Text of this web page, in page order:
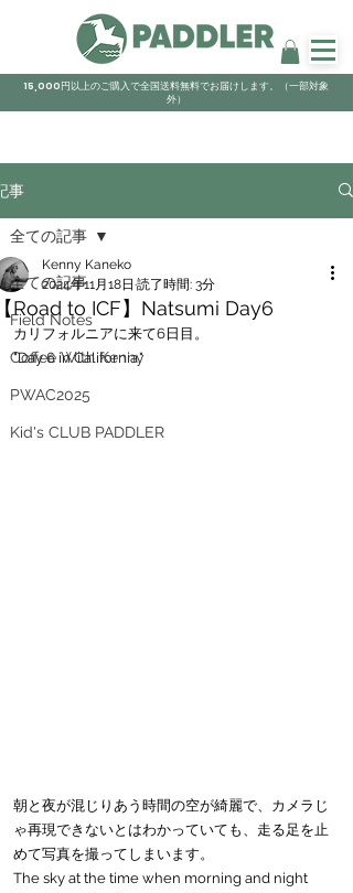
15,000円以上のご購入で全国送料無料でお届けします。（一部対象
外）
事
全ての記事
Field Notes
Coffee With Kenny
PWAC2025
Kid's CLUB PADDLER
全ての記事
Road to ICF】Natsumi Day6
Kenny Kaneko
2024年11月18日 読了時間: 3分
カリフォルニアに来て6日目。
"Day 6 in California."
朝と夜が混じりあう時間の空が綺麗で、カメラじ
ゃ再現できないとはわかっていても、走る足を止
めて写真を撮ってしまいます。
The sky at the time when morning and night